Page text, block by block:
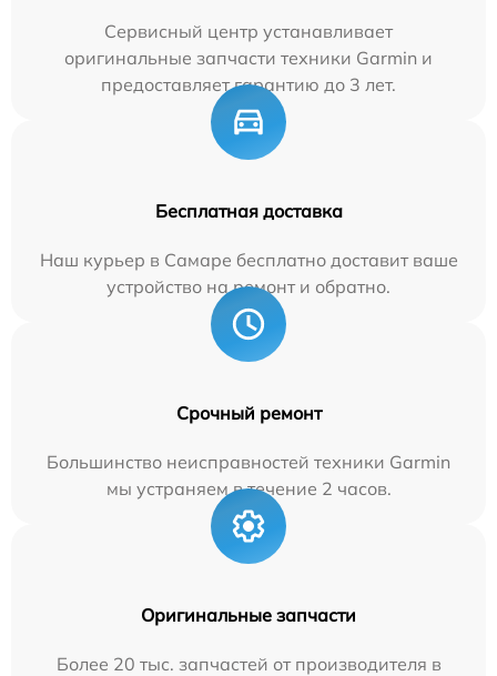
Сервисный центр устанавливает
оригинальные запчасти техники Garmin и
предоставляет гарантию до 3 лет.
Бесплатная доставка
Наш курьер в Самаре бесплатно доставит ваше
устройство на ремонт и обратно.
Срочный ремонт
Большинство неисправностей техники Garmin
мы устраняем в течение 2 часов.
Оригинальные запчасти
Более 20 тыс. запчастей от производителя в